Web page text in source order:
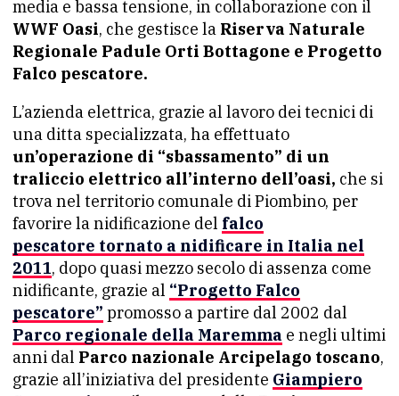
media e bassa tensione, in collaborazione con il
WWF Oasi, che gestisce la Riserva Naturale
Regionale Padule Orti Bottagone e Progetto
Falco pescatore.
L’azienda elettrica, grazie al lavoro dei tecnici di
una ditta specializzata, ha effettuato
un’operazione di “sbassamento” di un
traliccio elettrico all’interno dell’oasi, che si
trova nel territorio comunale di Piombino, per
favorire la nidificazione del falco
pescatore tornato a nidificare in Italia nel
2011, dopo quasi mezzo secolo di assenza come
nidificante, grazie al “Progetto Falco
pescatore” promosso a partire dal 2002 dal
Parco regionale della Maremma e negli ultimi
anni dal Parco nazionale Arcipelago toscano,
grazie all’iniziativa del presidente Giampiero